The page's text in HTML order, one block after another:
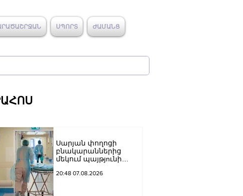
ՍՊՈՐՏ ԺԱՄԱՆՑ
Սարյան փողոցի
բնակարաններից
մեկում պայթյnւնի
տղամարդը
20:48 07.08.2026